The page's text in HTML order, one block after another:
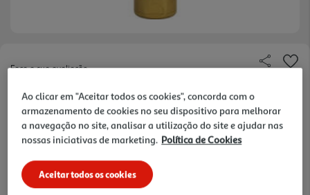
Faça a sua avaliação
41.55 €/Kg
8,31 €
Ao clicar em "Aceitar todos os cookies", concorda com o
armazenamento de cookies no seu dispositivo para melhorar
a navegação no site, analisar a utilização do site e ajudar nas
nossas iniciativas de marketing. Política de Cookies
Aceitar todos os cookies